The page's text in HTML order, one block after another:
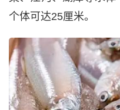
个体可达25厘米。